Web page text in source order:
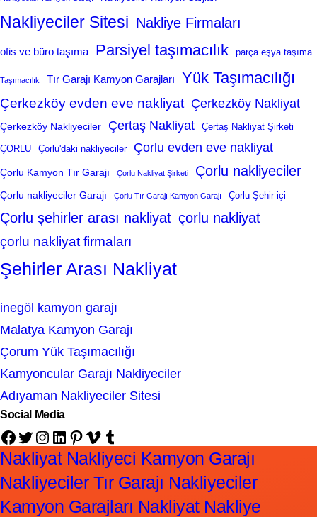
Nakliyeciler Sitesi Nakliye Firmaları
ofis ve büro taşıma Parsiyel taşımacılık parça eşya taşıma
Taşımacılık Tır Garajı Kamyon Garajları Yük Taşımacılığı
Çerkezköy evden eve nakliyat Çerkezköy Nakliyat
Çerkezköy Nakliyeciler Çertaş Nakliyat Çertaş Nakliyat Şirketi
ÇORLU Çorlu'daki nakliyeciler Çorlu evden eve nakliyat
Çorlu Kamyon Tır Garajı Çorlu Nakliyat Şirketi Çorlu nakliyeciler
Çorlu nakliyeciler Garajı Çorlu Tır Garajı Kamyon Garajı Çorlu Şehir içi
Çorlu şehirler arası nakliyat çorlu nakliyat
çorlu nakliyat firmaları
Şehirler Arası Nakliyat
inegöl kamyon garajı
Malatya Kamyon Garajı
Çorum Yük Taşımacılığı
Kamyoncular Garajı Nakliyeciler
Adıyaman Nakliyeciler Sitesi
Social Media
Facebook Twitter Instagram LinkedIn Pinterest Vimeo Tumblr
Nakliyat Nakliyeci Kamyon Garajı
Nakliyeciler Tır Garajı Nakliyeciler
Kamyon Garajları Nakliyat Nakliye